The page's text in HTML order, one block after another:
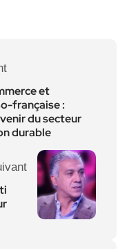
et
française :
du secteur
durable